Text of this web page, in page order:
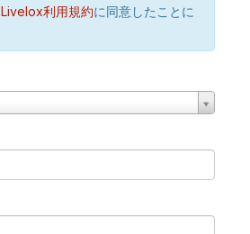
Livelox利用規約に同意したことに